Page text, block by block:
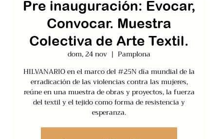
Pre inauguración: Evocar,
Convocar. Muestra
Colectiva de Arte Textil.
dom, 24 nov
  |
Pamplona
HILVANARIO en el marco del #25N día mundial de la
erradicación de las violencias contra las mujeres,
reúne en una muestra de obras y proyectos, la fuerza
del textil y el tejido como forma de resistencia y
esperanza.